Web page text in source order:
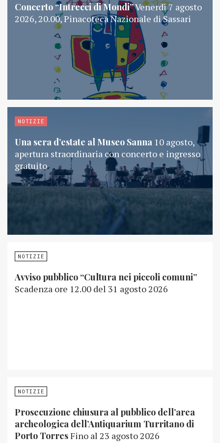
Concerto “Intrecci di Mondi”Venerdì 7 agosto
2026, 20.00, Pinacoteca Nazionale di Sassari
NOTIZIE
Una sera d’estate al Museo Sanna 10 agosto,
apertura straordinaria con concerto e ingresso
gratuito
NOTIZIE
Avviso pubblico “Cultura nei piccoli comuni”
Scadenza ore 12.00 del 31 agosto 2026
NOTIZIE
Prosecuzione chiusura al pubblico dell’area
archeologica dell’Antiquarium Turritano di
Porto TorresFino al 23 agosto 2026